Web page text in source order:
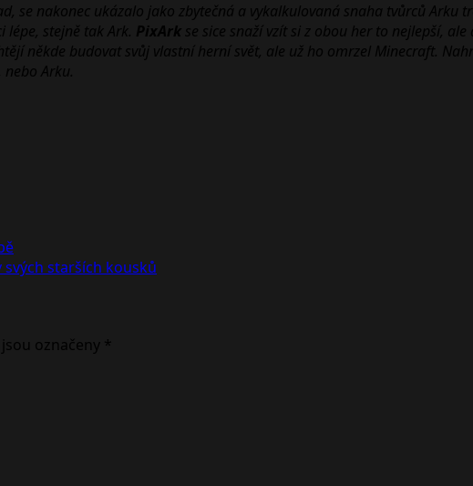
se nakonec ukázalo jako zbytečná a vykalkulovaná snaha tvůrců Arku
lépe, stejně tak Ark. PixArk se sice snaží vzít si z obou her to nejlepší,
někde budovat svůj vlastní herní svět, ale už ho omrzel Minecraft.
Arku.
starších kousků
označeny *